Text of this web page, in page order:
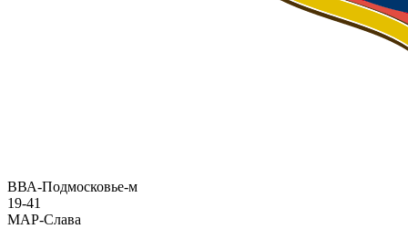
ВВА-Подмосковье-м
19-41
МАР-Слава